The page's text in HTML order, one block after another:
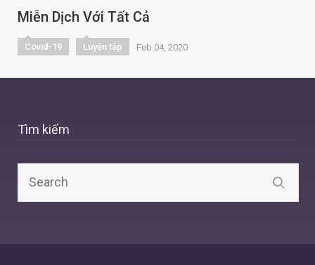
Miễn Dịch Với Tất Cả
Covid-19 Luyện tập Feb 04, 2020
Tìm kiếm